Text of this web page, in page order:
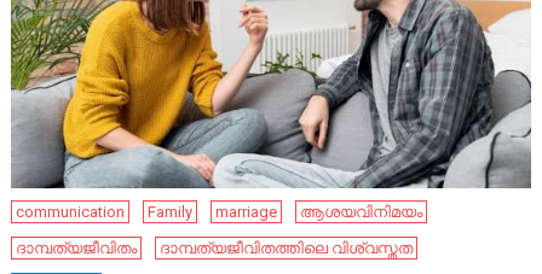
communication Family marriage
ആശയവിനിമയം
ദാമ്പത്യജീവിതം
ദാമ്പത്യജീവിതത്തിലെ വിശ്വസ്തത